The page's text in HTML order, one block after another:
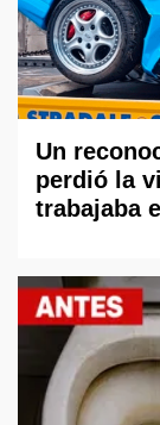
Un
perdió la
trabajaba